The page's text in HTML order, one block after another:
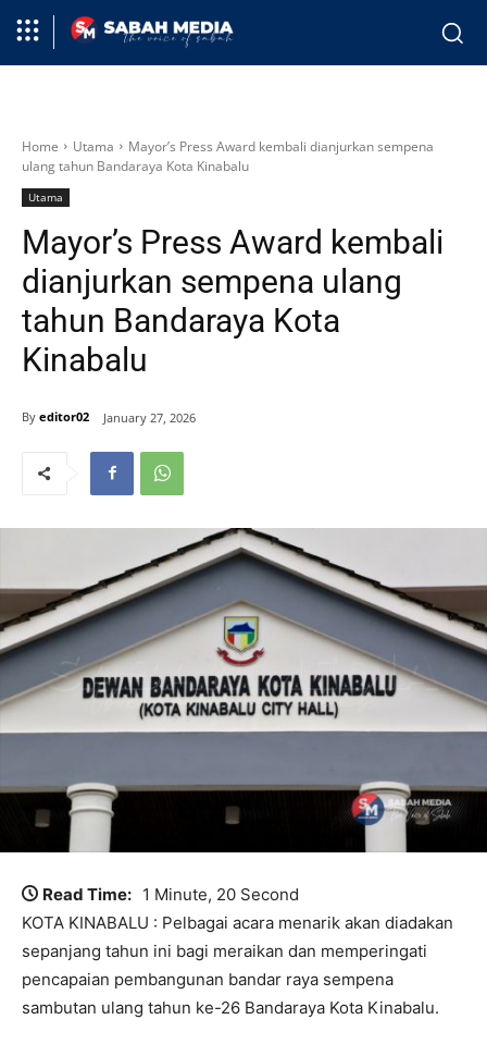
Home Utama
Mayor’s Press Award kembali dianjurkan sempena
ulang tahun Bandaraya Kota Kinabalu
Utama
Mayor’s Press Award kembali
dianjurkan sempena ulang
tahun Bandaraya Kota
Kinabalu
By editor02 January 27, 2026
Read Time: 1 Minute, 20 Second
KOTA KINABALU : Pelbagai acara menarik akan diadakan
sepanjang tahun ini bagi meraikan dan memperingati
pencapaian pembangunan bandar raya sempena
sambutan ulang tahun ke-26 Bandaraya Kota Kinabalu.